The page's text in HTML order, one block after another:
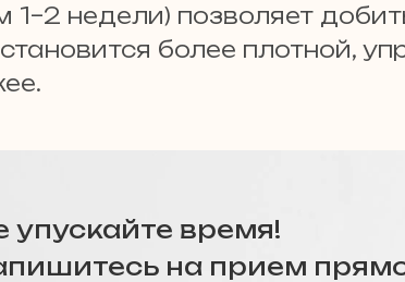
1–2 недели) позволяет
более плотной,
упускайте время!
на прием